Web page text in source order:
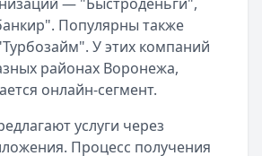
через Госуслуги: где
через Госуслуги ускоряет
2025 г.
от Bigmani Ru: как
одобрении займа от Bigmani
Популярны также
У этих компаний
районах Воронежа,
онлайн-сегмент.
услуги через
Процесс получения